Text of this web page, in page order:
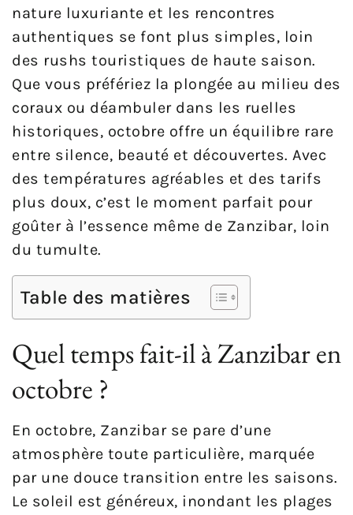
nature luxuriante et les rencontres
authentiques se font plus simples, loin
des rushs touristiques de haute saison.
Que vous préfériez la plongée au milieu des
coraux ou déambuler dans les ruelles
historiques, octobre offre un équilibre rare
entre silence, beauté et découvertes. Avec
des températures agréables et des tarifs
plus doux, c’est le moment parfait pour
goûter à l’essence même de Zanzibar, loin
du tumulte.
Table des matières
Quel temps fait-il à Zanzibar en
octobre ?
En octobre, Zanzibar se pare d’une
atmosphère toute particulière, marquée
par une douce transition entre les saisons.
Le soleil est généreux, inondant les plages